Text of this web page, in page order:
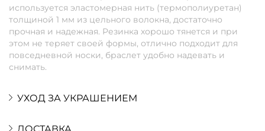
используется эластомерная нить (термополиуретан)
толщиной 1 мм из цельного волокна, достаточно
прочная и надежная. Резинка хорошо тянется и при
этом не теряет своей формы, отлично подходит для
повседневной носки, браслет удобно надевать и
снимать.
УХОД ЗА УКРАШЕНИЕМ
ДОСТАВКА